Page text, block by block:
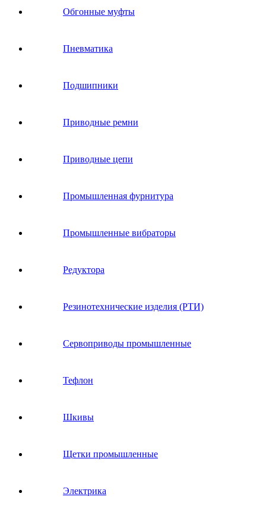
Обгонные муфты
Пневматика
Подшипники
Приводные ремни
Приводные цепи
Промышленная фурнитура
Промышленные вибраторы
Редуктора
Резинотехнические изделия (РТИ)
Сервоприводы промышленные
Тефлон
Шкивы
Щетки промышленные
Электрика